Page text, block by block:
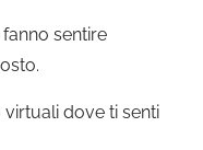
sentire
virtuali dove ti senti